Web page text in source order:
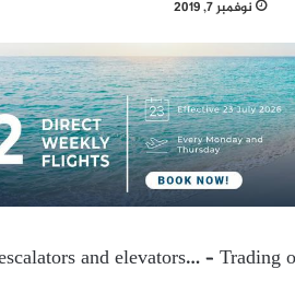
نوفمبر 7, 2019
and elevators… – Trading